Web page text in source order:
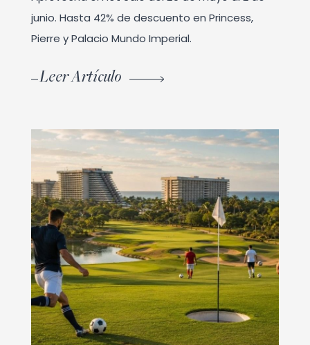
junio. Hasta 42% de descuento en Princess,
Pierre y Palacio Mundo Imperial.
Leer Artículo